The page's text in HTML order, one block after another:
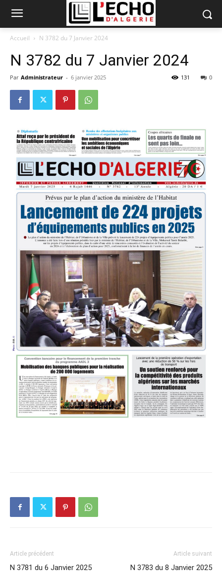
Accueil N 3782 du 7 Janvier 2024
N 3782 du 7 Janvier 2024
Par Administrateur - 6 janvier 2025 0
131
Article précédent
N 3781 du 6 Janvier 2025
Article suivant
N 3783 du 8 Janvier 2025